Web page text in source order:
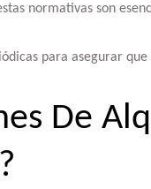
normativas son
para asegurar
De